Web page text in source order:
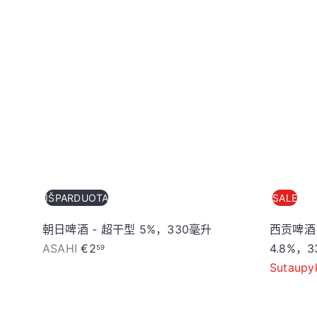
IŠPARDUOTA
朝日啤酒 - 超干型 5%，330毫升
ASAHI€259
SALE
西贡啤
4.8%，